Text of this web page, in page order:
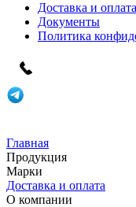
Доставка и оплата
Документы
Политика
Главная
Продукция
Марки
Доставка и оплата
О компании